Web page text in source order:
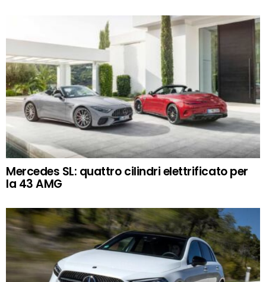
Mercedes SL: quattro cilindri elettrificato per
la 43 AMG